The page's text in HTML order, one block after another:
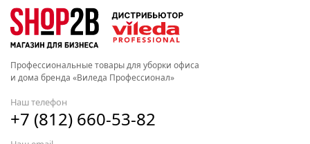
Профессиональные товары для уборки офиса
и дома бренда «Виледа Профессионал»
Наш телефон
+7 (812) 660-53-82